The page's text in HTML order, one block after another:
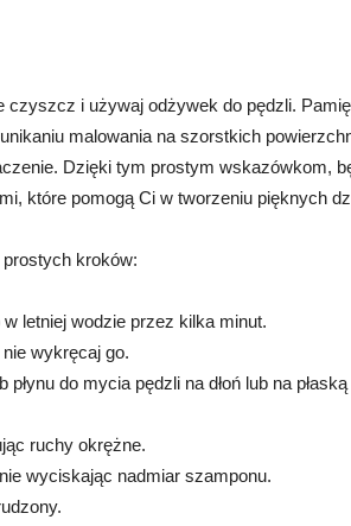
i używaj odżywek do pędzli.
malowania na szorstkich
Dzięki tym prostym wskazówkom,
które pomogą Ci w tworzeniu pięknych
kroków:
letniej wodzie przez kilka minut.
wykręcaj go.
do mycia pędzli na dłoń lub na płaską
ruchy okrężne.
wyciskając nadmiar szamponu.